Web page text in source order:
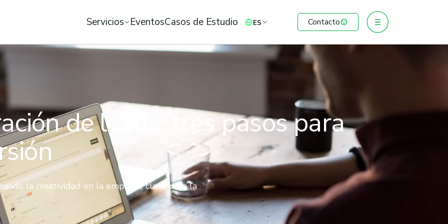
Servicios EventosCasos de Estudio ES Contacto
de leads: tres pasos para
la creatividad en la empresa, clave para la